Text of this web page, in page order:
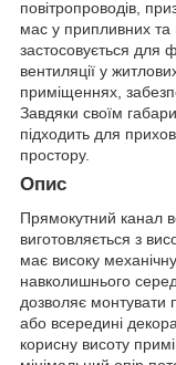
повітропроводів,
мас у припливних
застосовується для
вентиляції у
приміщеннях,
Завдяки своїм
підходить для
простору.
Опис
Прямокутний канал
виготовляється з
має високу механічну
навколишнього
дозволяє монтувати
або всередині
корисну висоту